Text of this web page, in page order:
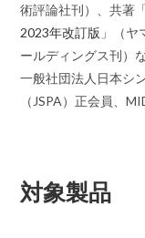
術評論社刊）、共著
2023年改訂版 」（
ールディングス刊）
一般社団法人日本シ
（JSPA）正会員、
対象製品